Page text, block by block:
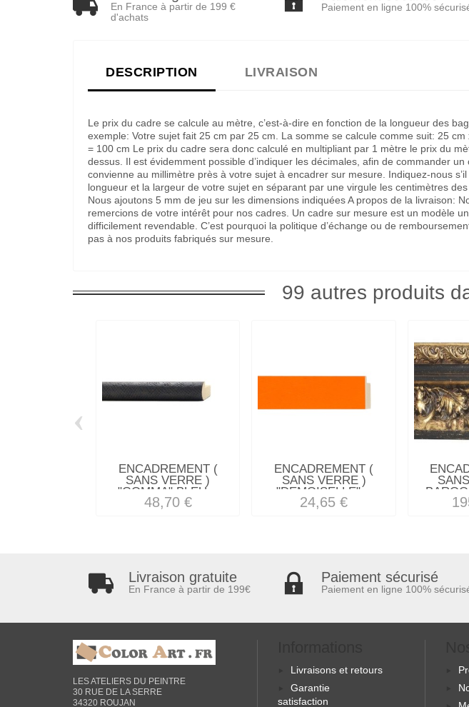
En France à partir de 199 €
d'achats
Paiement en ligne 100%
DESCRIPTION LIVRAISON
Le prix du cadre se calcule au mètre, c’est-à-dire en fonction de la longueur des
exemple: Votre sujet fait 25 cm par 25 cm. La somme se calcule comme suit: 25 cm
= 100 cm Le prix du cadre sera donc calculé en multipliant par 1 mètre le prix du
dessus. Il est évidemment possible d’indiquer les décimales, afin de commander un
convienne au millimètre près à votre sujet à encadrer sur mesure. Indiquez-nous
longueur et la largeur de votre sujet en séparant par une virgule les centimètres des
Nous ajoutons 5 mm de jeu sur les dimensions indiquées A propos de la livraison:
remercions de votre intérêt pour nos cadres. Un cadre sur mesure est un modèle
difficilement revendable. C’est pourquoi la politique d’échange ou de
pas à nos produits fabriqués sur mesure.
99 autres produits
ENCADREMENT (
SANS VERRE )
"GOMMA" BLEU...
48,70 €
ENCADREMENT (
SANS VERRE )
"DEMOISELLE"...
24,65 €
‹
Livraison gratuite
En France à partir de 199€
Paiement sécurisé
Paiement en ligne 100%
LES ATELIERS DU PEINTRE
30 RUE DE LA SERRE
34320 ROUJAN
Livraisons et retours
Garantie
satisfaction